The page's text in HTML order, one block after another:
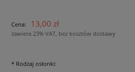
Cena nie zawiera ewentualnych
Cena: 13,00 zł
zawiera 23% VAT, bez kosztów dostawy
* Rodzaj osłonki: